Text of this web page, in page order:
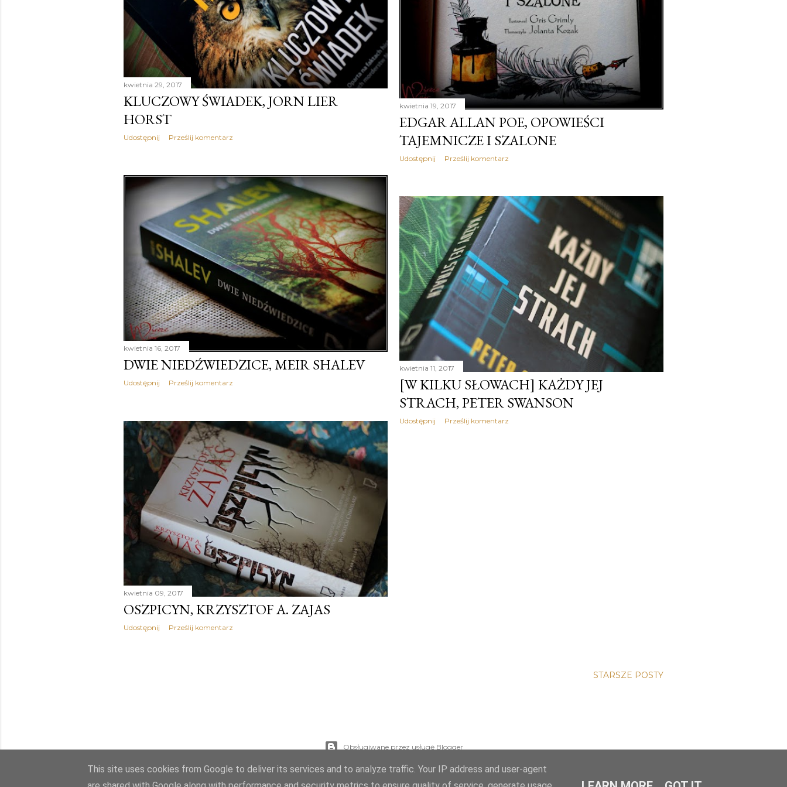
kwietnia 29, 2017
KLUCZOWY ŚWIADEK, JORN LIER
HORST
Udostępnij Prześlij komentarz
kwietnia 19, 2017
EDGAR ALLAN POE, OPOWIEŚCI
TAJEMNICZE I SZALONE
Udostępnij Prześlij komentarz
kwietnia 16, 2017
DWIE NIEDŹWIEDZICE, MEIR SHALEV
Udostępnij Prześlij komentarz
kwietnia 11, 2017
[W KILKU SŁOWACH] KAŻDY JEJ
STRACH, PETER SWANSON
Udostępnij Prześlij komentarz
kwietnia 09, 2017
OSZPICYN, KRZYSZTOF A. ZAJAS
Udostępnij Prześlij komentarz
STARSZE POSTY
Obsługiwane przez usługę Blogger
Autor obrazów motywu:Mae Burke
This site uses cookies from Google to deliver its services and to analyze traffic. Your IP address and user-agent